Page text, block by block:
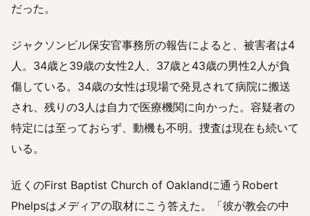
だった。
ジャクソンビル保安官事務所の報告によると、被害者は4
人。34歳と39歳の女性2人、37歳と43歳の男性2人が負
傷している。34歳の女性は現場で発見されて病院に搬送
され、残りの3人は自力で医療機関に向かった。容疑者の
特定には至っておらず、動機も不明。捜査は現在も続いて
いる。
近くのFirst Baptist Church of Oaklandに通うRobert
Phelpsはメディアの取材にこう答えた。「彼が教会の中